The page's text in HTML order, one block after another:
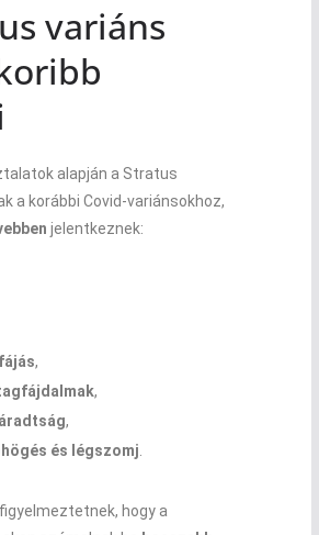
variáns
alapján a Stratus
a korábbi Covid-variánsokhoz,
jelentkeznek:
,
,
,
és légszomj
hogy a